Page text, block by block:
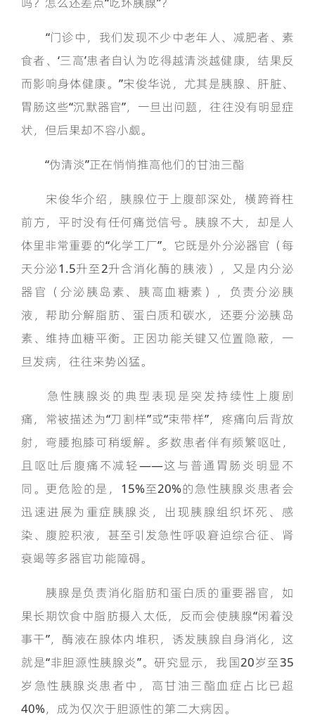
“门诊中，我们发现不少中老年人、减肥者、素
食者、‘三高’患者自认为吃得越清淡越健康，结果反
而影响身体健康。”宋俊华说，尤其是胰腺、肝脏、
胃肠这些“沉默器官”，一旦出问题，往往没有明显症
状，但后果却不容小觑。
“伪清淡”正在悄悄推高他们的甘油三酯
宋俊华介绍，胰腺位于上腹部深处，横跨脊柱
前方，平时没有任何痛觉信号。胰腺不大，却是人
体里非常重要的“化学工厂”。它既是外分泌器官（每
天分泌1.5升至2升含消化酶的胰液），又是内分泌
器官（分泌胰岛素、胰高血糖素），负责分泌胰
液，帮助分解脂肪、蛋白质和碳水，还要分泌胰岛
素、维持血糖平衡。正因功能关键又位置隐蔽，一
旦发病，往往来势凶猛。
急性胰腺炎的典型表现是突发持续性上腹剧
痛，常被描述为“刀割样”或“束带样”，疼痛向后背放
射，弯腰抱膝可稍缓解。多数患者伴有频繁呕吐，
且呕吐后腹痛不减轻——这与普通胃肠炎明显不
同。更危险的是，15%至20%的急性胰腺炎患者会
迅速进展为重症胰腺炎，出现胰腺组织坏死、感
染、腹腔积液，甚至引发急性呼吸窘迫综合征、肾
衰竭等多器官功能障碍。
胰腺是负责消化脂肪和蛋白质的重要器官，如
果长期饮食中脂肪摄入太低，反而会使胰腺“闲着没
事干”，酶液在腺体内堆积，诱发胰腺自身消化，这
就是“非胆源性胰腺炎”。研究显示，我国20岁至35
岁急性胰腺炎患者中，高甘油三酯血症占比已超
40%，成为仅次于胆源性的第二大病因。